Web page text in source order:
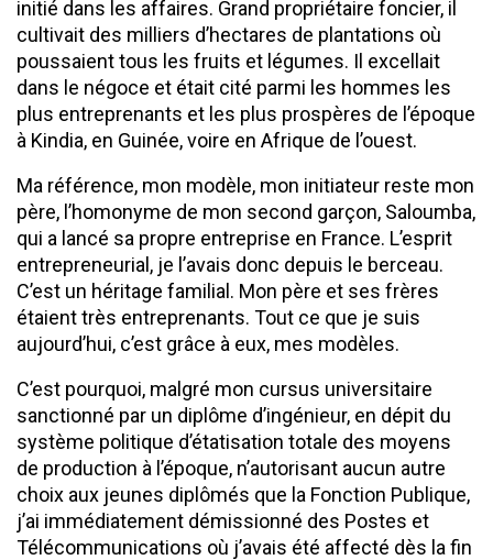
initié dans les affaires. Grand propriétaire foncier, il
cultivait des milliers d’hectares de plantations où
poussaient tous les fruits et légumes. Il excellait
dans le négoce et était cité parmi les hommes les
plus entreprenants et les plus prospères de l’époque
à Kindia, en Guinée, voire en Afrique de l’ouest.
Ma référence, mon modèle, mon initiateur reste mon
père, l’homonyme de mon second garçon, Saloumba,
qui a lancé sa propre entreprise en France. L’esprit
entrepreneurial, je l’avais donc depuis le berceau.
C’est un héritage familial. Mon père et ses frères
étaient très entreprenants. Tout ce que je suis
aujourd’hui, c’est grâce à eux, mes modèles.
C’est pourquoi, malgré mon cursus universitaire
sanctionné par un diplôme d’ingénieur, en dépit du
système politique d’étatisation totale des moyens
de production à l’époque, n’autorisant aucun autre
choix aux jeunes diplômés que la Fonction Publique,
j’ai immédiatement démissionné des Postes et
Télécommunications où j’avais été affecté dès la fin